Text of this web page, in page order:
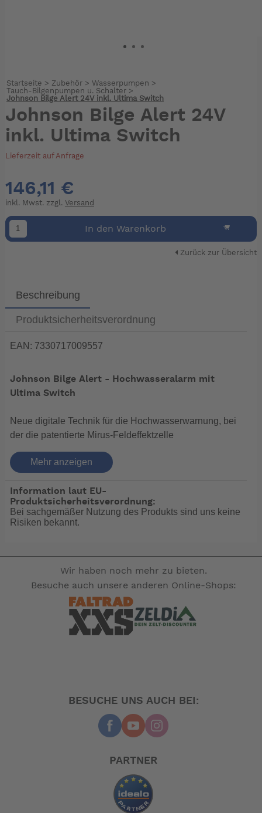
Startseite > Zubehör> Wasserpumpen >
Tauch-Bilgenpumpen u. Schalter>
Johnson Bilge Alert 24V inkl. Ultima Switch
Johnson Bilge Alert 24V
inkl. Ultima Switch
Lieferzeit auf Anfrage
146,11 €
inkl. Mwst. zzgl. Versand
In den Warenkorb
Zurück zur Übersicht
Beschreibung
Produktsicherheitsverordnung
EAN: 7330717009557
Johnson Bilge Alert - Hochwasseralarm mit
Ultima Switch
Neue digitale Technik für die Hochwasserwarnung, bei
der die patentierte Mirus-Feldeffektzelle
Flüssigkeitsdetektor kommt nie in Berührung mit
Fremdstoffe beeinträchtigt. Bilge Alert
stellt Wasser fest und sendet ein Signal an die
Warnvorrichtung (100 db) und den Schalter, der
-- Auf Produktfotos angezeigte Dekorationsartikel
gehören nicht zum Leistungsumfang. --
Mehr anzeigen
Information laut EU-
Produktsicherheitsverordnung:
Bei sachgemäßer Nutzung des Produkts sind uns keine
Risiken bekannt.
Wir haben noch mehr zu bieten.
Besuche auch unsere anderen Online-Shops:
BESUCHE UNS AUCH BEI:
PARTNER